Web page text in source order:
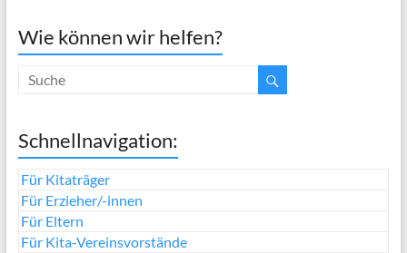
Wie können wir helfen?
Schnellnavigation:
Für Kitaträger
Für Erzieher/-innen
Für Eltern
Für Kita-Vereinsvorstände